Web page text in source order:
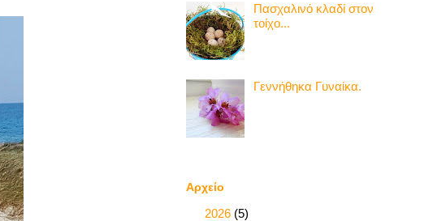
Πασχαλινό κλαδί στον
τοίχο...
Γεννήθηκα Γυναίκα.
Αρχείο
2026 (5)